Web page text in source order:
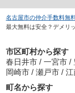
名古屋市の仲介手数料無
最大無料は安全？デメリ
市区町村から探す
春日井市 / 一宮市 /
岡崎市 / 瀬戸市 / 江
町名から探す